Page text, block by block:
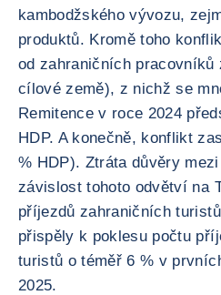
kambodžského vývozu,
produktů. Kromě toho
od zahraničních
cílové země), z nichž se
Remitence v roce 2024
HDP. A konečně, konflikt
% HDP). Ztráta důvěry
závislost tohoto odvětví na
příjezdů zahraničních
přispěly k poklesu počtu
turistů o téměř 6 % v
2025.